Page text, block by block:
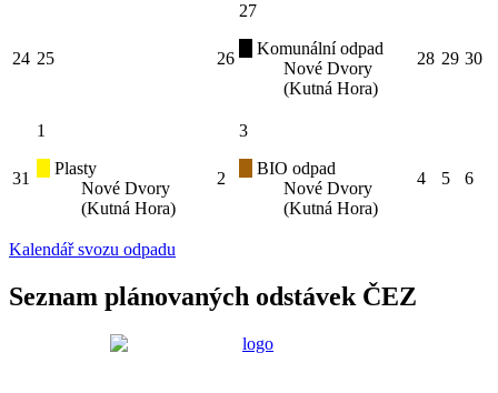
24 25 26
27
Komunální odpad
Nové Dvory
(Kutná Hora)
28 29 30
31
1
Plasty
Nové Dvory
(Kutná Hora)
2
3
BIO odpad
Nové Dvory
(Kutná Hora)
4 5 6
Kalendář svozu odpadu
Seznam plánovaných odstávek ČEZ